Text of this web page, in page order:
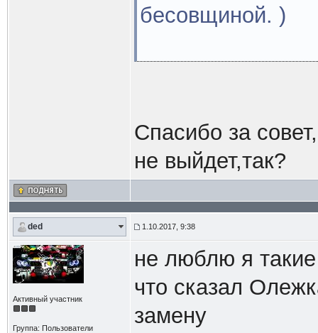
бесовщиной. )
Спасибо за
не выйдет,так?
ded 1.10.2017, 9:38
Активный участник
Группа: Пользователи
не люблю я
что сказал
замену